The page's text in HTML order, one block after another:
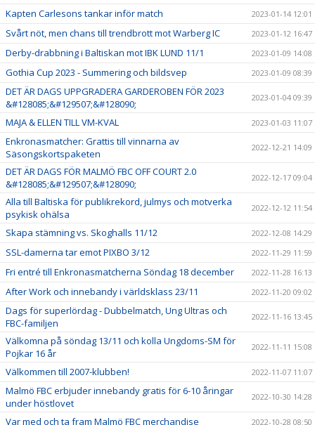
Kapten Carlesons tankar inför match 2023-01-14 12:01
Svårt nöt, men chans till trendbrott mot Warberg IC 2023-01-12 16:47
Derby-drabbning i Baltiskan mot IBK LUND 11/1 2023-01-09 14:08
Gothia Cup 2023 - Summering och bildsvep 2023-01-09 08:39
DET ÄR DAGS UPPGRADERA GARDEROBEN FÖR 2023
&#128085;&#129507;&#128090;
2023-01-04 09:39
MAJA & ELLEN TILL VM-KVAL 2023-01-03 11:07
Enkronasmatcher: Grattis till vinnarna av
Säsongskortspaketen
2022-12-21 14:09
DET ÄR DAGS FÖR MALMÖ FBC OFF COURT 2.0
&#128085;&#129507;&#128090;
2022-12-17 09:04
Alla till Baltiska för publikrekord, julmys och motverka
psykisk ohälsa
2022-12-12 11:54
Skapa stämning vs. Skoghalls 11/12 2022-12-08 14:29
SSL-damerna tar emot PIXBO 3/12 2022-11-29 11:59
Fri entré till Enkronasmatcherna Söndag 18 december 2022-11-28 16:13
After Work och innebandy i världsklass 23/11 2022-11-20 09:02
Dags för superlördag - Dubbelmatch, Ung Ultras och
FBC-familjen
2022-11-16 13:45
Välkomna på söndag 13/11 och kolla Ungdoms-SM för
Pojkar 16 år
2022-11-11 15:08
Välkommen till 2007-klubben! 2022-11-07 11:07
Malmö FBC erbjuder innebandy gratis för 6-10 åringar
under höstlovet
2022-10-30 14:28
Var med och ta fram Malmö FBC merchandise 2022-10-28 08:50